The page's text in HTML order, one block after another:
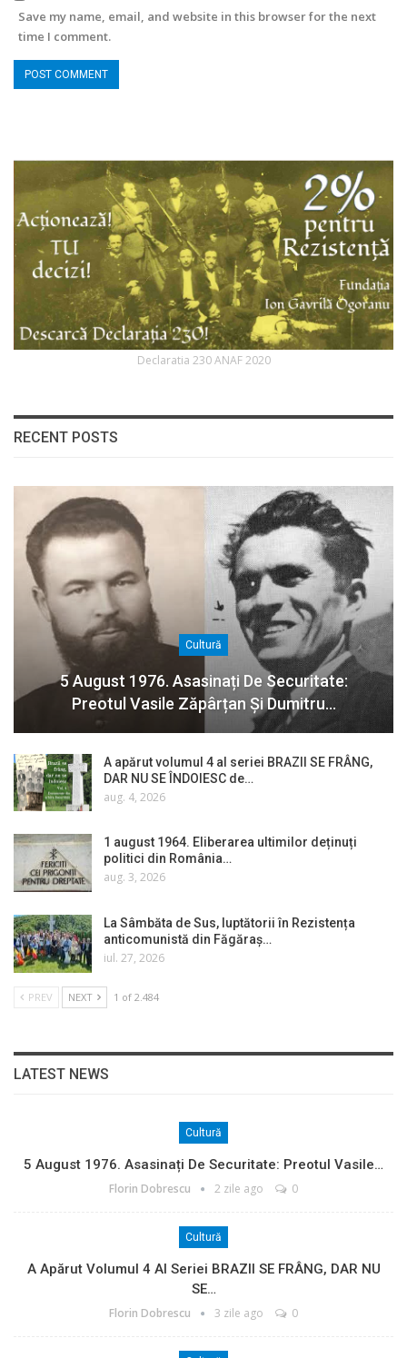
Save my name, email, and website in this browser for the next
time I comment.
Declaratia 230 ANAF 2020
RECENT POSTS
Cultură
5 August 1976. Asasinați De Securitate:
Preotul Vasile Zăpârțan Și Dumitru…
A apărut volumul 4 al seriei BRAZII SE FRÂNG,
DAR NU SE ÎNDOIESC de…
aug. 4, 2026
1 august 1964. Eliberarea ultimilor deținuți
politici din România…
aug. 3, 2026
La Sâmbăta de Sus, luptătorii în Rezistența
anticomunistă din Făgăraș…
iul. 27, 2026
PREV NEXT 1 of 2.484
LATEST NEWS
Cultură
5 August 1976. Asasinați De Securitate: Preotul Vasile…
Florin Dobrescu 2 zile ago 0
Cultură
A Apărut Volumul 4 Al Seriei BRAZII SE FRÂNG, DAR NU
SE…
Florin Dobrescu 3 zile ago 0